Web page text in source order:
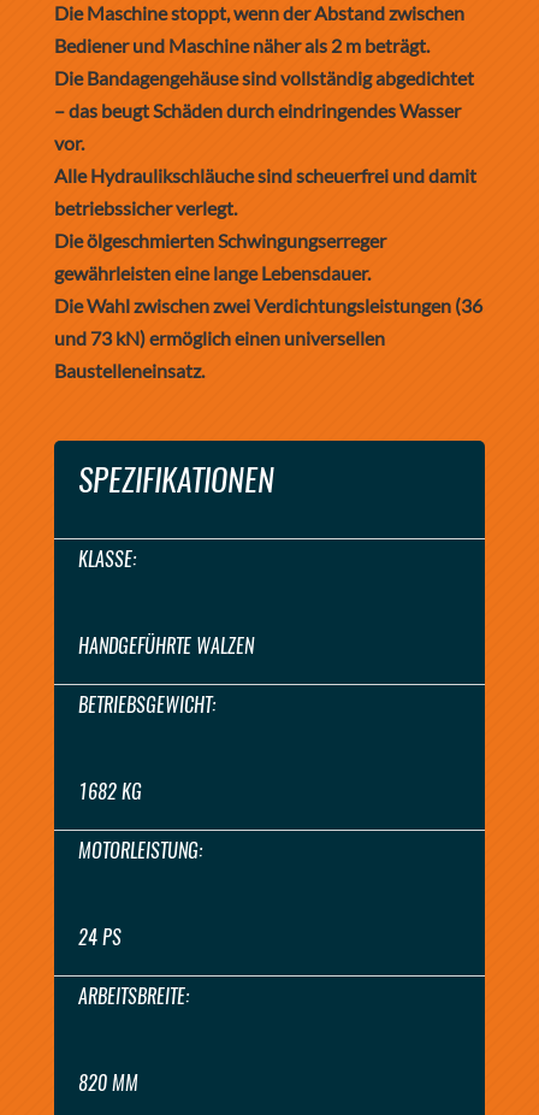
Die Maschine stoppt, wenn der Abstand zwischen
Bediener und Maschine näher als 2 m beträgt.
Die Bandagengehäuse sind vollständig abgedichtet
– das beugt Schäden durch eindringendes Wasser
vor.
Alle Hydraulikschläuche sind scheuerfrei und damit
betriebssicher verlegt.
Die ölgeschmierten Schwingungserreger
gewährleisten eine lange Lebensdauer.
Die Wahl zwischen zwei Verdichtungsleistungen (36
und 73 kN) ermöglich einen universellen
Baustelleneinsatz.
SPEZIFIKATIONEN
KLASSE:
HANDGEFÜHRTE WALZEN
BETRIEBSGEWICHT:
1682 KG
MOTORLEISTUNG:
24 PS
ARBEITSBREITE:
820 MM